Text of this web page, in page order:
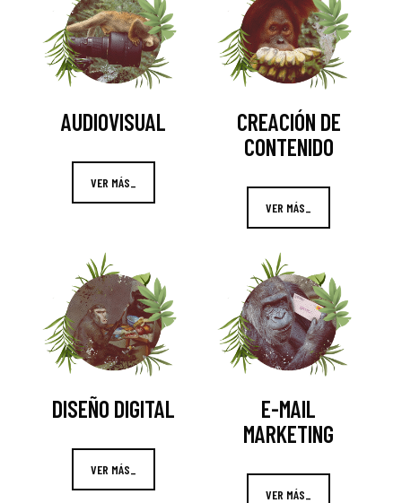
AUDIOVISUAL
VER MÁS_
CREACIÓN DE
CONTENIDO
VER MÁS_
DISEÑO DIGITAL
VER MÁS_
E-MAIL
MARKETING
VER MÁS_